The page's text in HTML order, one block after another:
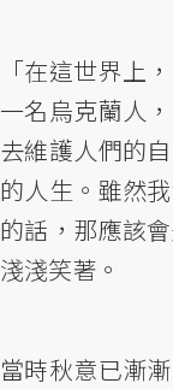
「在這世界上
一名烏克蘭人
去維護人們的
的人生。雖然
的話，那應該
淺淺笑著。
當時秋意已漸